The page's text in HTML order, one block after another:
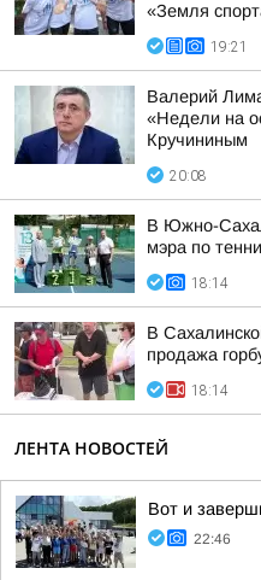
«Земля
19:21
Валерий
«Недели на
Кручининым
20:08
В Южно-
мэра по
18:14
В
продажа
18:14
ЛЕНТА НОВОСТЕЙ
Вот и
22:46